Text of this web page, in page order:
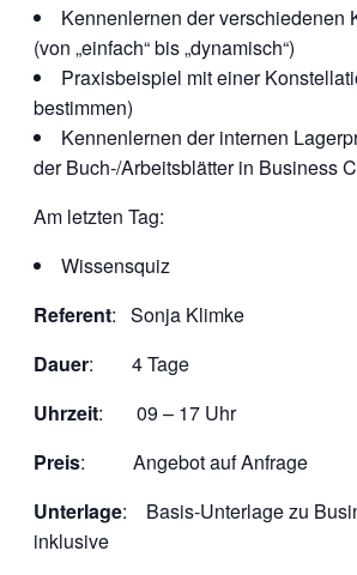
Kennenlernen der verschiedenen
(von „einfach“ bis „dynamisch“)
Praxisbeispiel mit einer
bestimmen)
Kennenlernen der internen
der Buch-/Arbeitsblätter in Business
Am letzten Tag:
Wissensquiz
Referent: Sonja Klimke
Dauer: 4 Tage
Uhrzeit: 09 – 17 Uhr
Preis: Angebot auf Anfrage
Unterlage: Basis-Unterlage zu
inklusive